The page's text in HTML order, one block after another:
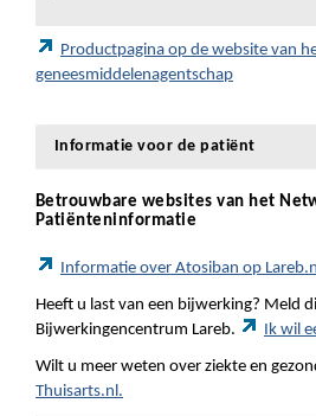
Productpagina op de website van
geneesmiddelenagentschap
Informatie voor de patiënt
Betrouwbare websites van het
Patiënteninformatie
Informatie over Atosiban op
Heeft u last van een bijwerking? Meld
Bijwerkingencentrum Lareb.
Ik wil
Wilt u meer weten over ziekte en
Thuisarts.nl.